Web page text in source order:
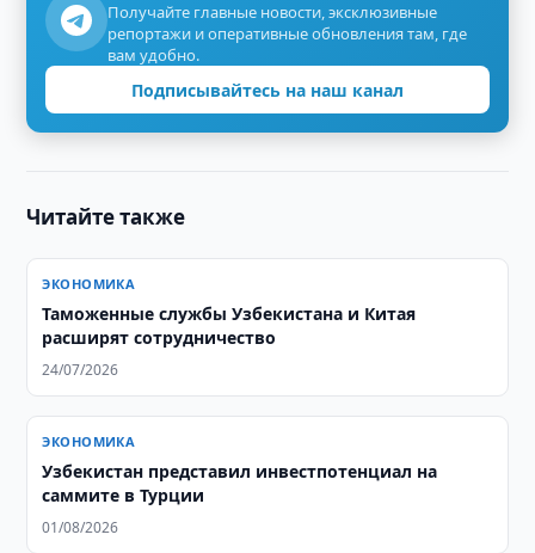
Получайте главные новости, эксклюзивные
репортажи и оперативные обновления там, где
вам удобно.
Подписывайтесь на наш канал
Читайте также
ЭКОНОМИКА
Таможенные службы Узбекистана и Китая
расширят сотрудничество
24/07/2026
ЭКОНОМИКА
Узбекистан представил инвестпотенциал на
саммите в Турции
01/08/2026